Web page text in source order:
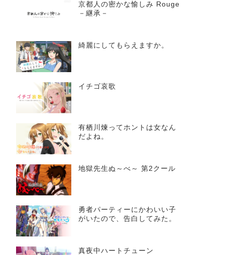
京都人の密かな愉しみ Rouge
－継承－
綺麗にしてもらえますか。
イチゴ哀歌
有栖川煉ってホントは女なん
だよね。
地獄先生ぬ～べ～ 第2クール
勇者パーティーにかわいい子
がいたので、告白してみた。
真夜中ハートチューン